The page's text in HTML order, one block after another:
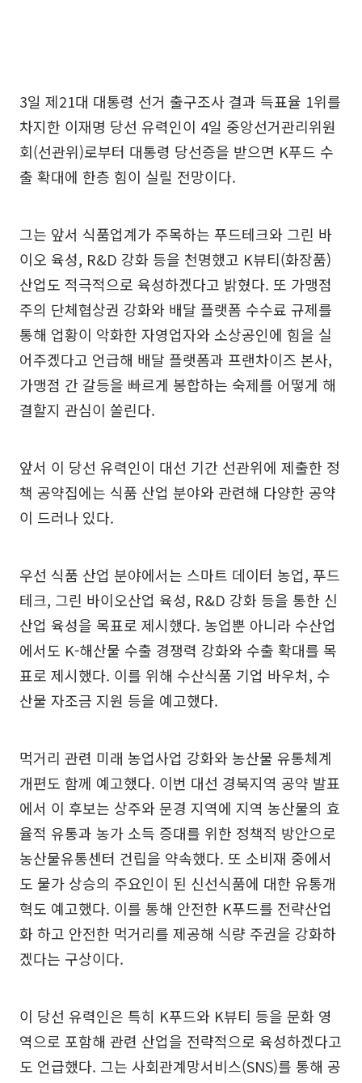
3일 제21대 대통령 선거 출구조사 결과 득표율 1위를
차지한 이재명 당선 유력인이 4일 중앙선거관리위원
회(선관위)로부터 대통령 당선증을 받으면 K푸드 수
출 확대에 한층 힘이 실릴 전망이다.
그는 앞서 식품업계가 주목하는 푸드테크와 그린 바
이오 육성, R&D 강화 등을 천명했고 K뷰티(화장품)
산업도 적극적으로 육성하겠다고 밝혔다. 또 가맹점
주의 단체협상권 강화와 배달 플랫폼 수수료 규제를
통해 업황이 악화한 자영업자와 소상공인에 힘을 실
어주겠다고 언급해 배달 플랫폼과 프랜차이즈 본사,
가맹점 간 갈등을 빠르게 봉합하는 숙제를 어떻게 해
결할지 관심이 쏠린다.
앞서 이 당선 유력인이 대선 기간 선관위에 제출한 정
책 공약집에는 식품 산업 분야와 관련해 다양한 공약
이 드러나 있다.
우선 식품 산업 분야에서는 스마트 데이터 농업, 푸드
테크, 그린 바이오산업 육성, R&D 강화 등을 통한 신
산업 육성을 목표로 제시했다. 농업뿐 아니라 수산업
에서도 K-해산물 수출 경쟁력 강화와 수출 확대를 목
표로 제시했다. 이를 위해 수산식품 기업 바우처, 수
산물 자조금 지원 등을 예고했다.
먹거리 관련 미래 농업사업 강화와 농산물 유통체계
개편도 함께 예고했다. 이번 대선 경북지역 공약 발표
에서 이 후보는 상주와 문경 지역에 지역 농산물의 효
율적 유통과 농가 소득 증대를 위한 정책적 방안으로
농산물유통센터 건립을 약속했다. 또 소비재 중에서
도 물가 상승의 주요인이 된 신선식품에 대한 유통개
혁도 예고했다. 이를 통해 안전한 K푸드를 전략산업
화 하고 안전한 먹거리를 제공해 식량 주권을 강화하
겠다는 구상이다.
이 당선 유력인은 특히 K푸드와 K뷰티 등을 문화 영
역으로 포함해 관련 산업을 전략적으로 육성하겠다고
도 언급했다. 그는 사회관계망서비스(SNS)를 통해 공